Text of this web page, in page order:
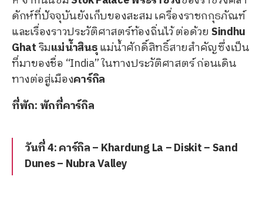
ดักห์ที่ปัจจุบันยังเก็บของสะสม เครื่องราชกกุธภัณฑ์
และเรื่องราวประวัติศาสตร์ท้องถิ่นไว้ ต่อด้วย Sindhu
Ghatริมแม่น้ำสินธุแม่น้ำศักดิ์สิทธิ์สายสำคัญซึ่งเป็น
ที่มาของชื่อ “India” ในทางประวัติศาสตร์ ก่อนเดิน
ทางต่อสู่เมืองคาร์กิล
ที่พัก: พักที่คาร์กิล
วันที่ 4: คาร์กิล – Khardung La – Diskit – Sand
Dunes – Nubra Valley